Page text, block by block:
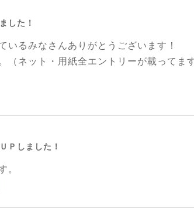
した！
いるみなさんありがとうございます！
（ネット・用紙全エントリーが載ってま
Ｐしました！
。